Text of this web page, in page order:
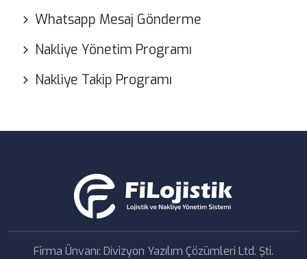
Whatsapp Mesaj Gönderme
Nakliye Yönetim Programı
Nakliye Takip Programı
Firma Ünvanı: Divizyon Yazılım Çözümleri Ltd. Şti.